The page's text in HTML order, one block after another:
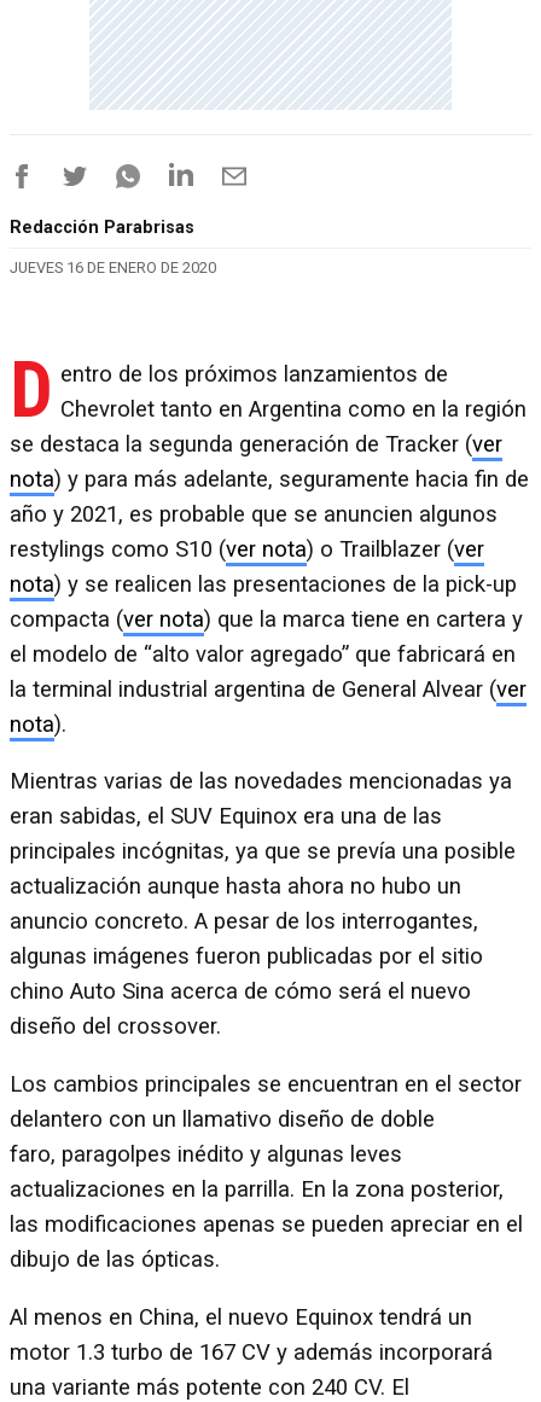
Redacción Parabrisas
JUEVES 16 DE ENERO DE 2020
D entro de los próximos lanzamientos de
Chevrolet tanto en Argentina como en la región
se destaca la segunda generación de Tracker (ver
nota) y para más adelante, seguramente hacia fin de
año y 2021, es probable que se anuncien algunos
restylings como S10 (ver nota) o Trailblazer (ver
nota) y se realicen las presentaciones de la pick-up
compacta (ver nota) que la marca tiene en cartera y
el modelo de “alto valor agregado” que fabricará en
la terminal industrial argentina de General Alvear (ver
nota).
Mientras varias de las novedades mencionadas ya
eran sabidas, el SUV Equinox era una de las
principales incógnitas, ya que se prevía una posible
actualización aunque hasta ahora no hubo un
anuncio concreto. A pesar de los interrogantes,
algunas imágenes fueron publicadas por el sitio
chino Auto Sina acerca de cómo será el nuevo
diseño del crossover.
Los cambios principales se encuentran en el sector
delantero con un llamativo diseño de doble
faro, paragolpes inédito y algunas leves
actualizaciones en la parrilla. En la zona posterior,
las modificaciones apenas se pueden apreciar en el
dibujo de las ópticas.
Al menos en China, el nuevo Equinox tendrá un
motor 1.3 turbo de 167 CV y además incorporará
una variante más potente con 240 CV. El